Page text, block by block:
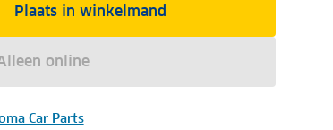
Plaats in winkelmand
online
Car Parts